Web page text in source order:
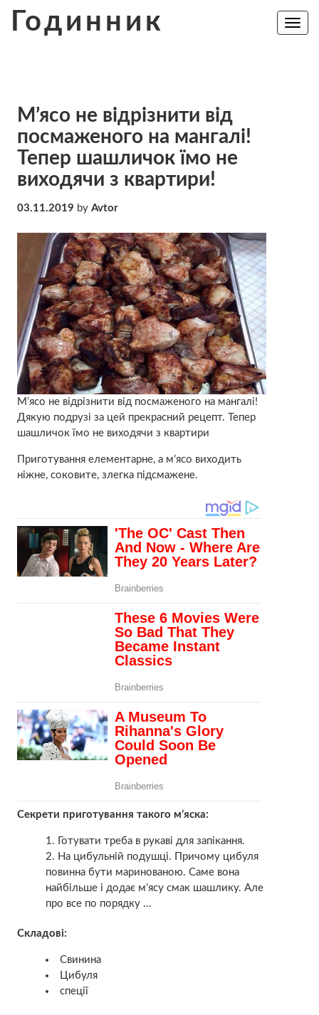
Годинник
Toggle
М’ясо не відрізнити від
посмаженого на мангалі!
Тепер шашличок їмо не
виходячи з квартири!
03.11.2019 by Avtor
М’ясо не відрізнити від посмаженого на мангалі!
Дякую подрузі за цей прекрасний рецепт. Тепер
шашличок їмо не виходячи з квартири
Приготування елементарне, а м’ясо виходить
ніжне, соковите, злегка підсмажене.
Секрети приготування такого м’яска:
Готувати треба в рукаві для запікання.
На цибульній подушці. Причому цибуля
повинна бути маринованою. Саме вона
найбільше і додає м’ясу смак шашлику. Але
про все по порядку …
Складові:
Свинина
Цибуля
спеції